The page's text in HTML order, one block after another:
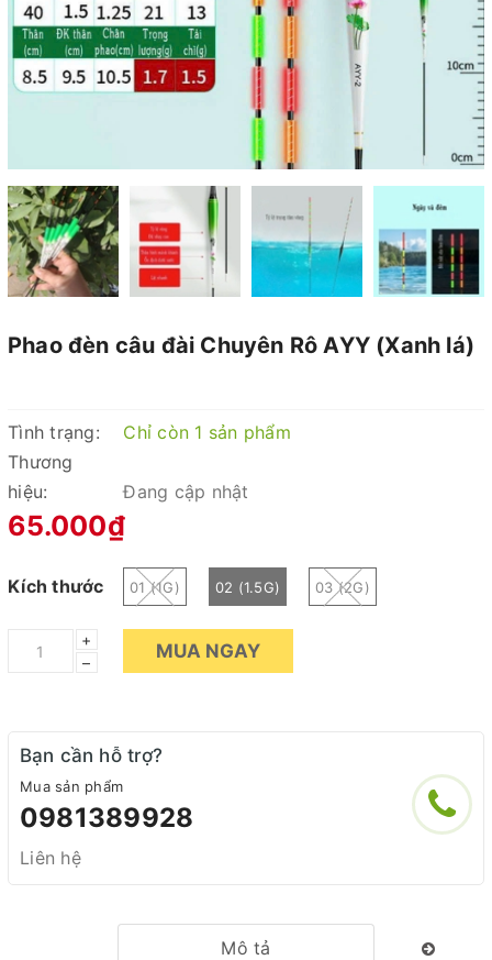
Phao đèn câu đài Chuyên Rô AYY (Xanh lá)
Tình trạng:
Chỉ còn 1 sản phẩm
Thương
hiệu:
Đang cập nhật
65.000₫
Kích thước 01 (1G) 02 (1.5G) 03 (2G)
+
–
MUA NGAY
Bạn cần hỗ trợ?
Mua sản phẩm
0981389928
Liên hệ
Mô tả